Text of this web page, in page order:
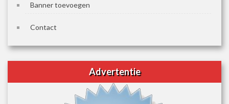
Banner toevoegen
Contact
Advertentie